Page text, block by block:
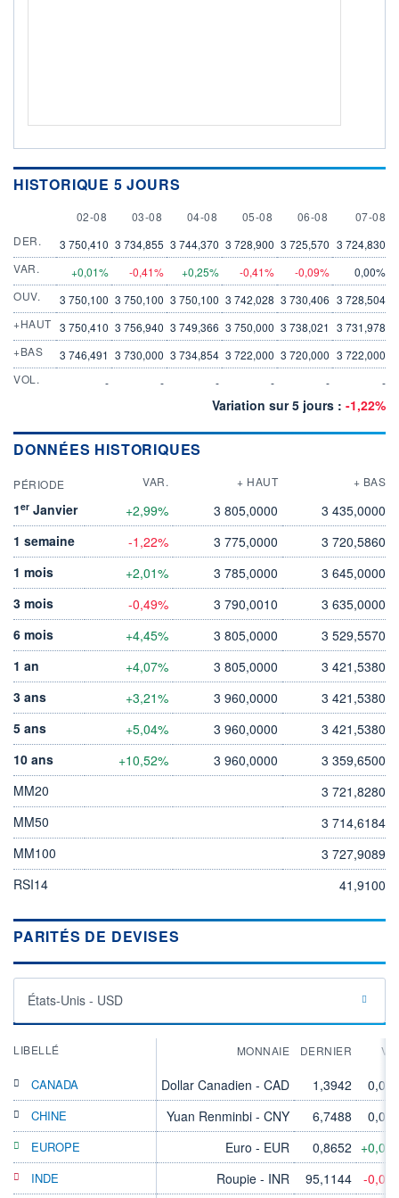
HISTORIQUE 5 JOURS
2 AUGUST
02-08 3 AUGUST
03-08 4 AUGUST
04-08 5 AUGUST
05-08 6 AUGUST
06-08 7
07-08
DER.
3 750,410 3 734,855 3 744,370 3 728,900 3 725,570 3 724,830
VAR.
+0,01% -0,41% +0,25% -0,41% -0,09%
0,00%
OUV.
3 750,100 3 750,100 3 750,100 3 742,028 3 730,406 3 728,504
+HAUT 3 750,410 3 756,940 3 749,366 3 750,000 3 738,021 3 731,978
+BAS
3 746,491 3 730,000 3 734,854 3 722,000 3 720,000 3 722,000
VOL.
- - - - - -
Variation sur 5 jours : -1,22%
DONNÉES HISTORIQUES
PÉRIODE VAR. + HAUT + BAS
1er Janvier +2,99% 3 805,0000
3 435,0000
1 semaine
-1,22% 3 775,0000
3 720,5860
1 mois
+2,01% 3 785,0000
3 645,0000
3 mois
-0,49% 3 790,0010
3 635,0000
6 mois
+4,45% 3 805,0000
3 529,5570
1 an
+4,07% 3 805,0000
3 421,5380
3 ans
+3,21% 3 960,0000
3 421,5380
5 ans
+5,04% 3 960,0000
3 421,5380
10 ans
+10,52% 3 960,0000
3 359,6500
MM20
3 721,8280
MM50
3 714,6184
MM100
3 727,9089
RSI14
41,9100
PARITÉS DE DEVISES
États-Unis - USD
LIBELLÉ MONNAIE DERNIER
CANADA Dollar Canadien - CAD 1,3942
CHINE Yuan Renminbi - CNY 6,7488
EUROPE Euro - EUR 0,8652
INDE Roupie - INR 95,1144 -